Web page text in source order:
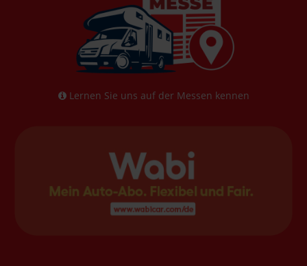
Lernen Sie uns auf der Messen kennen